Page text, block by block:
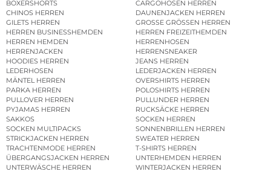
BOXERSHORTS
CARGOHOSEN HERREN
CHINOS HERREN
DAUNENJACKEN HERREN
GILETS HERREN
GROSSE GRÖSSEN HERREN
HERREN BUSINESSHEMDEN
HERREN FREIZEITHEMDEN
HERREN HEMDEN
HERRENHOSEN
HERRENJACKEN
HERRENSNEAKER
HOODIES HERREN
JEANS HERREN
LEDERHOSEN
LEDERJACKEN HERREN
MÄNTEL HERREN
OVERSHIRTS HERREN
PARKA HERREN
POLOSHIRTS HERREN
PULLOVER HERREN
PULLUNDER HERREN
PYJAMAS HERREN
RUCKSÄCKE HERREN
SAKKOS
SOCKEN HERREN
SOCKEN MULTIPACKS
SONNENBRILLEN HERREN
STRICKJACKEN HERREN
SWEATER HERREN
TRACHTENMODE HERREN
T-SHIRTS HERREN
ÜBERGANGSJACKEN HERREN
UNTERHEMDEN HERREN
UNTERWÄSCHE HERREN
WINTERJACKEN HERREN